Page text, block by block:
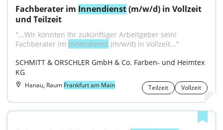
Fachberater im Innendienst (m/w/d) in Vollzeit
und Teilzeit
"...Wir könnten Ihr zukünftiger Arbeitgeber sein!
Fachberater im Innendienst (m/w/d) in Vollzeit..."
SCHMITT & ORSCHLER GmbH & Co. Farben- und Heimtex
KG
Hanau, Raum Frankfurt am Main Teilzeit Vollzeit